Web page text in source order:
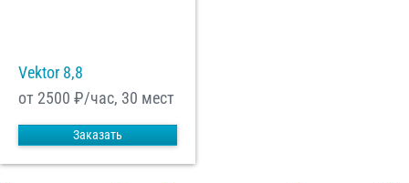
Vektor 8,8
от 2500 ₽/час, 30 мест
Заказать